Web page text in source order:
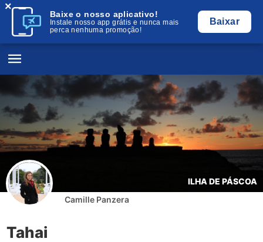
Baixe o nosso aplicativo!
Instale nosso app grátis e nunca mais
perca nenhuma promoção!
Baixar
×
ILHA DE PÁSCOA
Camille Panzera
Tahai